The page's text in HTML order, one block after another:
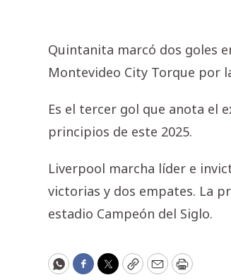
Quintanita marcó dos goles
Montevideo City Torque por
Es el tercer gol que anota el
principios de este 2025.
Liverpool marcha líder e
victorias y dos empates. La
estadio Campeón del Siglo.
WhatsApp
Facebook
Twitter
CopyEmailPrint